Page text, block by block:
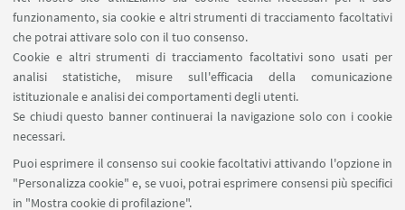
funzionamento, sia cookie e altri strumenti di tracciamento facoltativi
che potrai attivare solo con il tuo consenso.
Cookie e altri strumenti di tracciamento facoltativi sono usati per
analisi statistiche, misure sull'efficacia della comunicazione
istituzionale e analisi dei comportamenti degli utenti.
Se chiudi questo banner continuerai la navigazione solo con i cookie
necessari.
Puoi esprimere il consenso sui cookie facoltativi attivando l'opzione in
"Personalizza cookie" e, se vuoi, potrai esprimere consensi più specifici
in "Mostra cookie di profilazione".
Area riservata - Spazi virtuali
Contatti
SEGUI IL DIPARTIMENTO SU:
SEGUI UNIBO SU: